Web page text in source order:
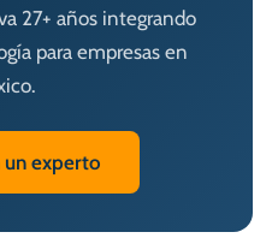
27+ años integrando
para empresas en
un experto